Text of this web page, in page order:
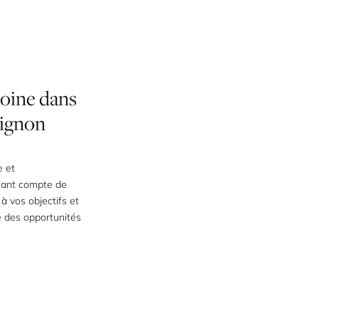
dans
et
compte de
vos objectifs et
des opportunités